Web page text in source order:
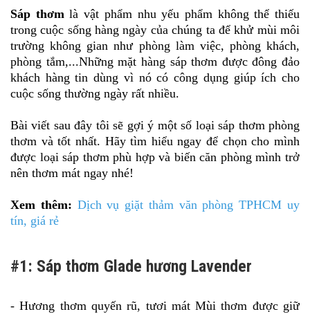
Sáp thơmlà vật phẩm nhu yếu phẩm không thể thiếu
trong cuộc sống hàng ngày của chúng ta để khử mùi môi
trường không gian như phòng làm việc, phòng khách,
phòng tắm,...Những mặt hàng sáp thơm được đông đảo
khách hàng tin dùng vì nó có công dụng giúp ích cho
cuộc sống thường ngày rất nhiều.
Bài viết sau đây tôi sẽ gợi ý một số loại sáp thơm phòng
thơm và tốt nhất. Hãy tìm hiểu ngay để chọn cho mình
được loại sáp thơm phù hợp và biến căn phòng mình trở
nên thơm mát ngay nhé!
Xem thêm: Dịch vụ giặt thảm văn phòng TPHCM uy
tín, giá rẻ
#1: Sáp thơm Glade hương Lavender
- Hương thơm quyến rũ, tươi mát Mùi thơm được giữ